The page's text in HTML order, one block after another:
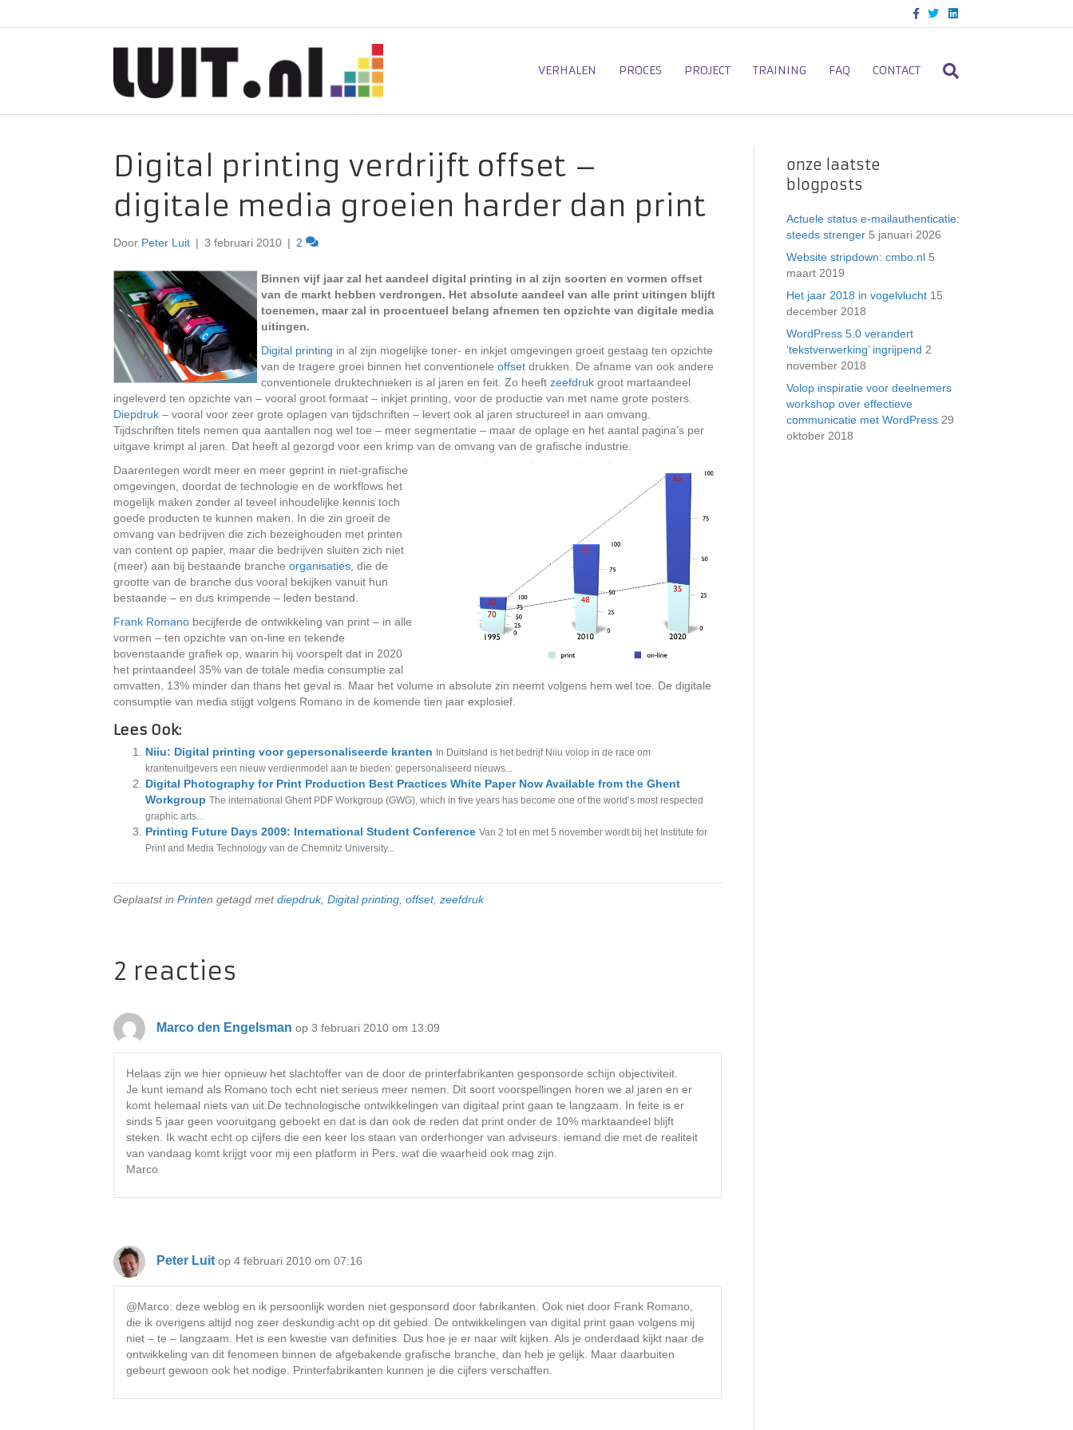
c
o
o
T
i
e
L
n
d
VERHALEN PROCES PROJECT TRAINING FAQ CONTACT
Digital printing verdrijft offset –
digitale media groeien harder dan print
Door Peter Luit | 3 februari 2010 | 2
Binnen vijf jaar zal het aandeel digital printing in al zijn soorten en vormen offset
van de markt hebben verdrongen. Het absolute aandeel van alle print uitingen blijft
toenemen, maar zal in procentueel belang afnemen ten opzichte van digitale media
uitingen.
Digital printing in al zijn mogelijke toner- en inkjet omgevingen groeit gestaag ten opzichte
van de tragere groei binnen het conventionele offset drukken. De afname van ook andere
conventionele druktechnieken is al jaren en feit. Zo heeft zeefdruk groot martaandeel
ingeleverd ten opzichte van – vooral groot formaat – inkjet printing, voor de productie van met name grote posters.
Diepdruk – vooral voor zeer grote oplagen van tijdschriften – levert ook al jaren structureel in aan omvang.
Tijdschriften titels nemen qua aantallen nog wel toe – meer segmentatie – maar de oplage en het aantal pagina’s per
uitgave krimpt al jaren. Dat heeft al gezorgd voor een krimp van de omvang van de grafische industrie.
Daarentegen wordt meer en meer geprint in niet-grafische
omgevingen, doordat de technologie en de workflows het
mogelijk maken zonder al teveel inhoudelijke kennis toch
goede producten te kunnen maken. In die zin groeit de
omvang van bedrijven die zich bezeighouden met printen
van content op papier, maar die bedrijven sluiten zich niet
(meer) aan bij bestaande branche organisaties , die de
grootte van de branche dus vooral bekijken vanuit hun
bestaande – en dus krimpende – leden bestand.
Frank Romano becijferde de ontwikkeling van print – in alle
vormen – ten opzichte van on-line en tekende
bovenstaande grafiek op, waarin hij voorspelt dat in 2020
het printaandeel 35% van de totale media consumptie zal
omvatten, 13% minder dan thans het geval is. Maar het volume in absolute zin neemt volgens hem wel toe. De digitale
consumptie van media stijgt volgens Romano in de komende tien jaar explosief.
Lees Ook:
Niiu: Digital printing voor gepersonaliseerde kranten In Duitsland is het bedrijf Niiu volop in de race om
krantenuitgevers een nieuw verdienmodel aan te bieden: gepersonaliseerd nieuws...
Digital Photography for Print Production Best Practices White Paper Now Available from the Ghent
Workgroup The international Ghent PDF Workgroup (GWG), which in five years has become one of the world’s most respected
graphic arts...
Printing Future Days 2009: International Student Conference Van 2 tot en met 5 november wordt bij het Institute for
Print and Media Technology van de Chemnitz University...
Geplaatst in Printen getagd metdiepdruk, Digital printing offset, zeefdruk
2 reacties
Marco den Engelsman op 3 februari 2010 om 13:09
Helaas zijn we hier opnieuw het slachtoffer van de door de printerfabrikanten gesponsorde schijn objectiviteit.
Je kunt iemand als Romano toch echt niet serieus meer nemen. Dit soort voorspellingen horen we al jaren en er
komt helemaal niets van uit.De technologische ontwikkelingen van digitaal print gaan te langzaam. In feite is er
sinds 5 jaar geen vooruitgang geboekt en dat is dan ook de reden dat print onder de 10% marktaandeel blijft
steken. Ik wacht echt op cijfers die een keer los staan van orderhonger van adviseurs. iemand die met de realiteit
van vandaag komt krijgt voor mij een platform in Pers. wat die waarheid ook mag zijn.
Marco
Peter Luit op 4 februari 2010 om 07:16
@Marco: deze weblog en ik persoonlijk worden niet gesponsord door fabrikanten. Ook niet door Frank Romano,
die ik overigens altijd nog zeer deskundig acht op dit gebied. De ontwikkelingen van digital print gaan volgens mij
niet – te – langzaam. Het is een kwestie van definities. Dus hoe je er naar wilt kijken. Als je onderdaad kijkt naar de
ontwikkeling van dit fenomeen binnen de afgebakende grafische branche, dan heb je gelijk. Maar daarbuiten
gebeurt gewoon ook het nodige. Printerfabrikanten kunnen je die cijfers verschaffen.
onze laatste
blogposts
Actuele status e-mailauthenticatie:
steeds strenger 5 januari 2026
Website stripdown: cmbo.nl 5
maart 2019
Het jaar 2018 in vogelvlucht 15
december 2018
WordPress 5.0 verandert
’tekstverwerking’ ingrijpend 2
november 2018
Volop inspiratie voor deelnemers
workshop over effectieve
communicatie met WordPress 29
oktober 2018